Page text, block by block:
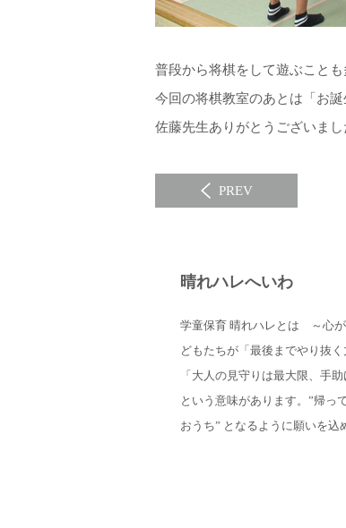
普段から将棋をして遊ぶこと
今回の将棋教室のあとは「お
佐藤先生ありがとうございまし
PREV
晴れハレへいわ
学童保育 晴れハレとは ～心が
どもたちが「最後までやり抜
「大人の見守りは最大限、手
という意味があります。”帰っ
おうち” となるように願いを込